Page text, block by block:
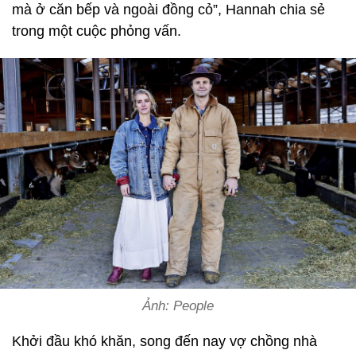
mà ở căn bếp và ngoài đồng cỏ”, Hannah chia sẻ
trong một cuộc phỏng vấn.
Ảnh: People
Khởi đầu khó khăn, song đến nay vợ chồng nhà